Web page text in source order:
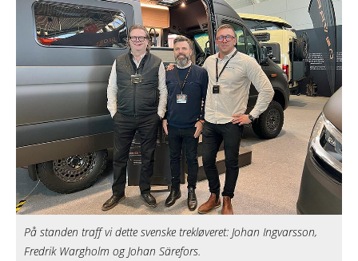
På standen traff vi dette svenske trekløveret: Johan Ingvarsson,
Fredrik Wargholm og Johan Särefors.